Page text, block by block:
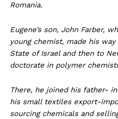
Romania.
Eugene’s son, John Farber,
young chemist, made his
State of Israel and then to
doctorate in polymer
There, he joined his father-
his small textiles export-
sourcing chemicals and